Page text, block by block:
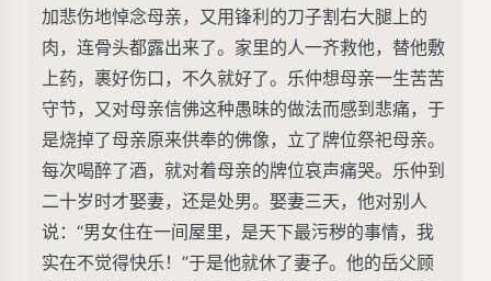
加悲伤地悼念母亲，又用锋利的刀子割右大腿上的
肉，连骨头都露出来了。家里的人一齐救他，替他敷
上药，裹好伤口，不久就好了。乐仲想母亲一生苦苦
守节，又对母亲信佛这种愚昧的做法而感到悲痛，于
是烧掉了母亲原来供奉的佛像，立了牌位祭祀母亲。
每次喝醉了酒，就对着母亲的牌位哀声痛哭。乐仲到
二十岁时才娶妻，还是处男。娶妻三天，他对别人
说：“男女住在一间屋里，是天下最污秽的事情，我
实在不觉得快乐！”于是他就休了妻子。他的岳父顾